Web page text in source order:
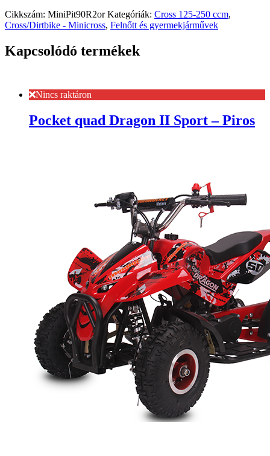
Cikkszám: MiniPit90R2or Kategóriák: Cross 125-250 ccm,
Cross/Dirtbike - Minicross, Felnőtt és gyermekjárművek
Kapcsolódó termékek
Nincs raktáron
Pocket quad Dragon II Sport – Piros